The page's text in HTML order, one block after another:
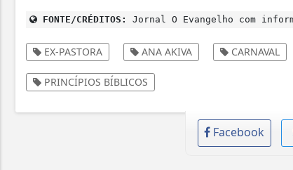
FONTE/CRÉDITOS: Jornal O Evangelho com
EX-PASTORA ANA AKIVA CARNAVAL
PRINCÍPIOS BÍBLICOS
Facebook